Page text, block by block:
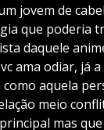
jovem de
que poderia
daquele
ama odiar, já
como aquela
meio
mas